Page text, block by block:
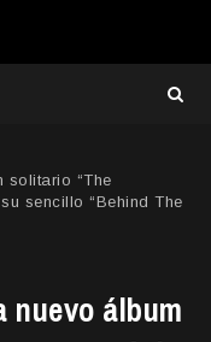
solitario “The
sencillo “Behind The
nuevo álbum